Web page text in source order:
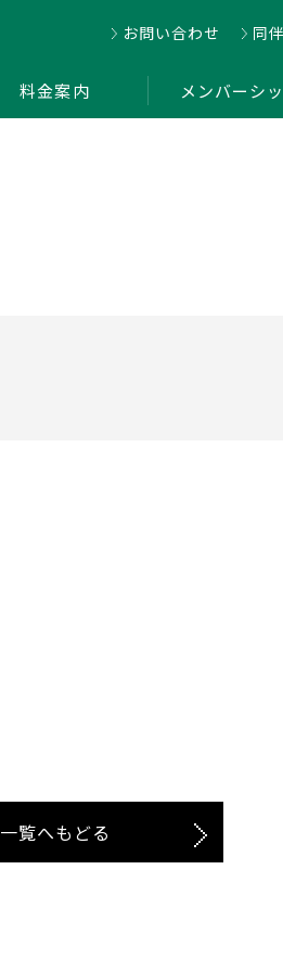
お問い合わせ 同
料金案内 メンバーシ
一覧へもどる